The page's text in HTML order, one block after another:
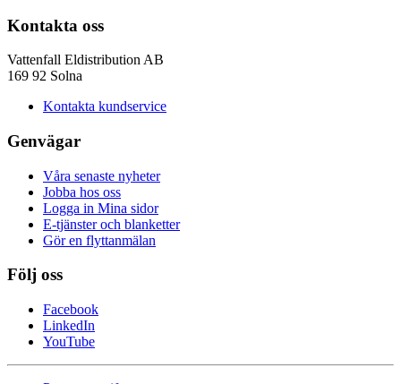
Kontakta oss
Vattenfall Eldistribution AB
169 92 Solna
Kontakta kundservice
Genvägar
Våra senaste nyheter
Jobba hos oss
Logga in Mina sidor
E-tjänster och blanketter
Gör en flyttanmälan
Följ oss
Facebook
LinkedIn
YouTube